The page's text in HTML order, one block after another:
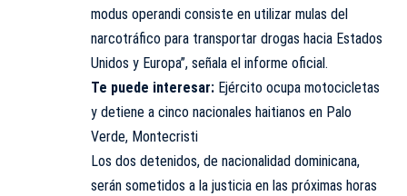
modus operandi consiste en utilizar mulas del
narcotráfico para transportar drogas hacia Estados
Unidos y Europa”, señala el informe oficial.
Te puede interesar: Ejército ocupa motocicletas
y detiene a cinco nacionales haitianos en Palo
Verde, Montecristi
Los dos detenidos, de nacionalidad dominicana,
serán sometidos a la justicia en las próximas horas